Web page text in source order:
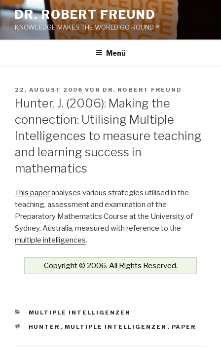
Zum
Inhalt
springen
DR. ROBERT FREUND
KNOWLEDGE MAKES THE WORLD GO ROUND ®
Menü
VERÖFFENTLICHT
AM
22. AUGUST 2006 VON DR. ROBERT FREUND
Hunter, J. (2006): Making the
connection: Utilising Multiple
Intelligences to measure teaching
and learning success in
mathematics
This paperanalyses various strategies utilised in the
teaching, assessment and examination of the
Preparatory Mathematics Course at the University of
Sydney, Australia, measured with reference to the
multiple intelligences.
Copyright © 2006. All Rights Reserved.
KATEGORIEN
MULTIPLE INTELLIGENZEN
SCHLAGWÖRTER
HUNTER , MULTIPLE INTELLIGENZEN , PAPER